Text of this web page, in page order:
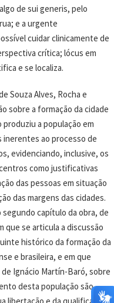
de sui generis, pelo
e a urgente
cuidar clinicamente de
crítica; lócus em
e se localiza.
Souza Alves, Rocha e
sobre a formação da cidade
a população em
inerentes ao processo de
evidenciando, inclusive, os
como justificativas
das pessoas em situação
das margens das cidades.
capítulo da obra, de
que se articula a discussão
histórico da formação da
e brasileira, e em que
Ignácio Martín-Baró, sobre
desta população são